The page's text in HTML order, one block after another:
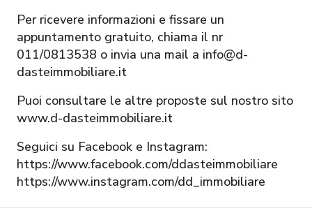
Per ricevere informazioni e fissare un
appuntamento gratuito, chiama il nr
011/0813538 o invia una mail a info@d-
dasteimmobiliare.it
Puoi consultare le altre proposte sul nostro sito
www.d-dasteimmobiliare.it
Seguici su Facebook e Instagram:
https://www.facebook.com/ddasteimmobiliare
https://www.instagram.com/dd_immobiliare